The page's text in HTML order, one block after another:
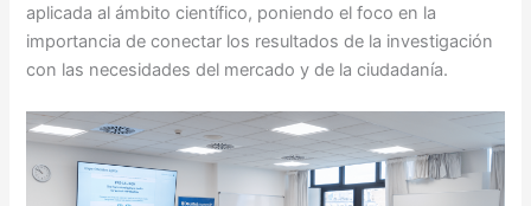
aplicada al ámbito científico, poniendo el foco en la
importancia de conectar los resultados de la investigación
con las necesidades del mercado y de la ciudadanía.